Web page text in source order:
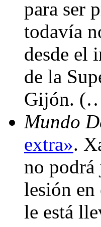
para ser
todavía
desde el
de la
Gijón.
Mundo
extra».
no podrá
lesión en
le está